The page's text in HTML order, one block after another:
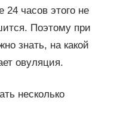
24 часов этого не
Поэтому при
знать, на какой
овуляция.
несколько